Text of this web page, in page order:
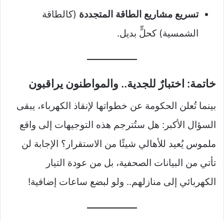
تسريع مشاريع الطاقة المتجددة (كالطاقة
الشمسية) كحلٍّ بديل.
خاتمة: اختبارٌ للجدية.. والمواطنون يراقبون
بينما تُعلن الحكومة عن خطواتها لإنقاذ الكهرباء، يبقى
السؤال الأكبر: هل ستُترجم هذه التوجيهات إلى واقع
ملموس يُعيد للأهالي شيئًا من الاستقرار؟ الإجابة لن
تأتي من البيانات الصحفية، بل من عودة التيار
الكهربائي إلى منازلهم.. ولو لبضع ساعات إضافية!